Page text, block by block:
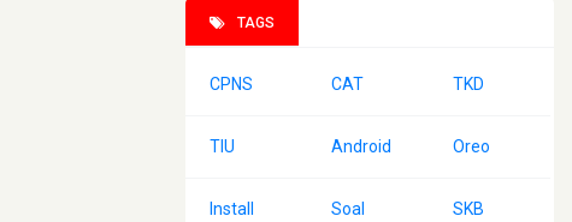
TAGS
CPNS CAT TKD
TIU Android Oreo
Install Soal SKB